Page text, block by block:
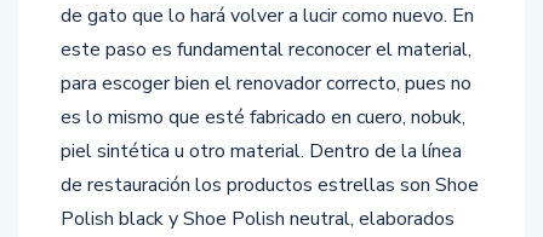
de gato que lo hará volver a lucir como nuevo. En
este paso es fundamental reconocer el material,
para escoger bien el renovador correcto, pues no
es lo mismo que esté fabricado en cuero, nobuk,
piel sintética u otro material. Dentro de la línea
de restauración los productos estrellas son Shoe
Polish black y Shoe Polish neutral, elaborados